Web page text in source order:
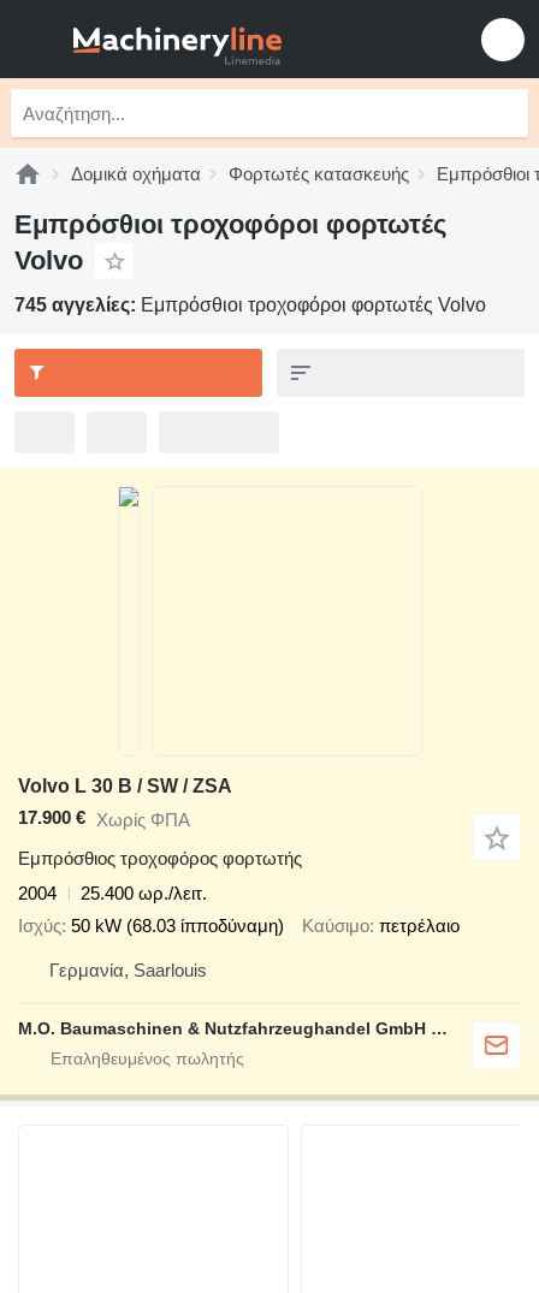
Δομικά οχήματα Φορτωτές κατασκευής Εμπρόσθιοι
Εμπρόσθιοι τροχοφόροι φορτωτές
Volvo
745 αγγελίες: Εμπρόσθιοι τροχοφόροι φορτωτές Volvo
Volvo L 30 B / SW / ZSA
17.900 € Χωρίς ΦΠΑ
Εμπρόσθιος τροχοφόρος φορτωτής
2004
25.400 ωρ./λειτ.
Ισχύς 50 kW (68.03 ίπποδύναμη) Καύσιμο πετρέλαιο
Γερμανία, Saarlouis
M.O. Baumaschinen & Nutzfahrzeughandel GmbH & CO.